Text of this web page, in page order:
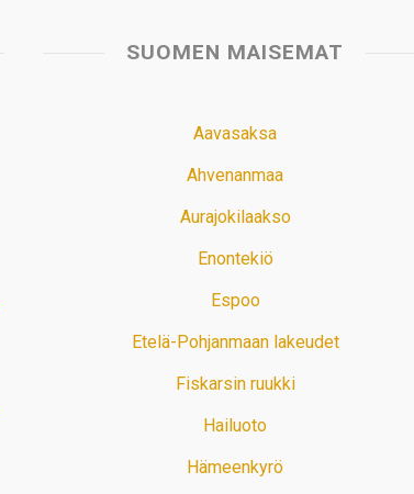
SUOMEN MAISEMAT
Aavasaksa
Ahvenanmaa
Aurajokilaakso
Enontekiö
Espoo
Etelä-Pohjanmaan lakeudet
Fiskarsin ruukki
Hailuoto
Hämeenkyrö